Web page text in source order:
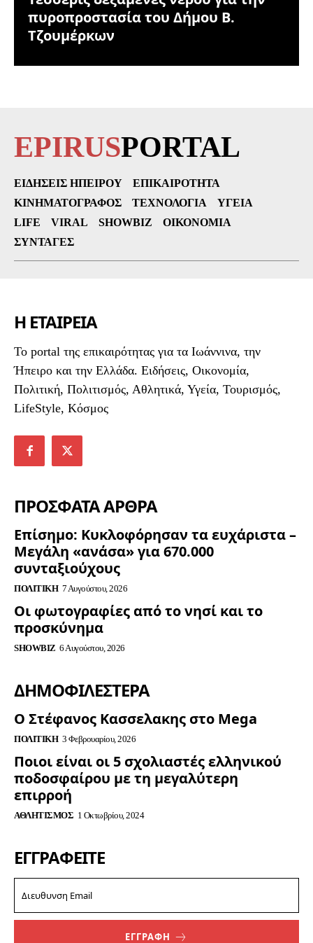
πυροπροστασία του Δήμου Β.
Τζουμέρκων
EPIRUSPORTAL
ΕΙΔΉΣΕΙΣ ΗΠΕΊΡΟΥ
ΕΠΙΚΑΙΡΌΤΗΤΑ
ΚΙΝΗΜΑΤΟΓΡΆΦΟΣ
ΤΕΧΝΟΛΟΓΊΑ
ΥΓΕΊΑ
LIFE
VIRAL SHOWBIZ
ΟΙΚΟΝΟΜΊΑ
ΣΥΝΤΑΓΈΣ
Η ΕΤΑΙΡΕΙΑ
To portal της επικαιρότητας για τα Ιωάννινα, την
Ήπειρο και την Ελλάδα. Ειδήσεις, Οικονομία,
Πολιτική, Πολιτισμός, Αθλητικά, Υγεία, Τουρισμός,
LifeStyle, Κόσμος
ΠΡΟΣΦΑΤΑ ΑΡΘΡΑ
Επίσημο: Κυκλοφόρησαν τα ευχάριστα –
Μεγάλη «ανάσα» για 670.000
συνταξιούχους
ΠΟΛΙΤΙΚΉ 7 Αυγούστου, 2026
Οι φωτογραφίες από το νησί και το
προσκύνημα
SHOWBIZ 6 Αυγούστου, 2026
ΔΗΜΟΦΙΛΈΣΤΕΡΑ
Ο Στέφανος Κασσελακης στο Mega
ΠΟΛΙΤΙΚΉ 3 Φεβρουαρίου, 2026
Ποιοι είναι οι 5 σχολιαστές ελληνικού
ποδοσφαίρου με τη μεγαλύτερη
επιρροή
ΑΘΛΗΤΙΣΜΌΣ 1 Οκτωβρίου, 2024
ΕΓΓΡΑΦΕΊΤΕ
ΕΓΓΡΑΦΗ